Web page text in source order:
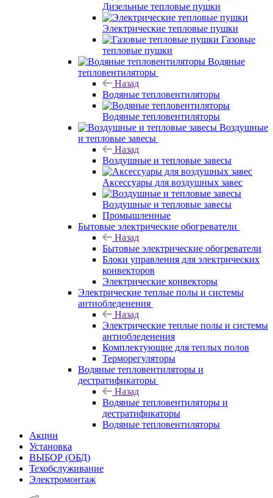
Дизельные тепловые пушки
Электрические тепловые пушки
Газовые
тепловые пушки
Водяные
тепловентиляторы
Назад
Водяные тепловентиляторы
Водяные тепловентиляторы
Воздушные
и тепловые завесы
Назад
Воздушные и тепловые завесы
Аксессуары для воздушных завес
Воздушные и тепловые завесы
Промышленные
Бытовые электрические обогреватели
Назад
Бытовые электрические обогреватели
Блоки управления для электрических
конвекторов
Электрические конвекторы
Электрические теплые полы и системы
антиобледенения
Назад
Электрические теплые полы и системы
антиобледенения
Комплектующие для теплых полов
Терморегуляторы
Водяные тепловентиляторы и
дестратификаторы
Назад
Водяные тепловентиляторы и
дестратификаторы
Водяные тепловентиляторы
Акции
Установка
ВЫБОР (ОБД)
Техобслуживание
Электромонтаж